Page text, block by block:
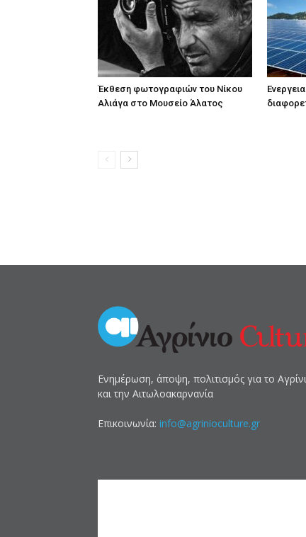
Έκθεση φωτογραφιών του Νίκου
Αλιάγα στο Μουσείο Άλατος
Ενημέρωση, άποψη, πολιτισμός για το
και την Αιτωλοακαρνανία
Επικοινωνία: info@agrinioculture.gr